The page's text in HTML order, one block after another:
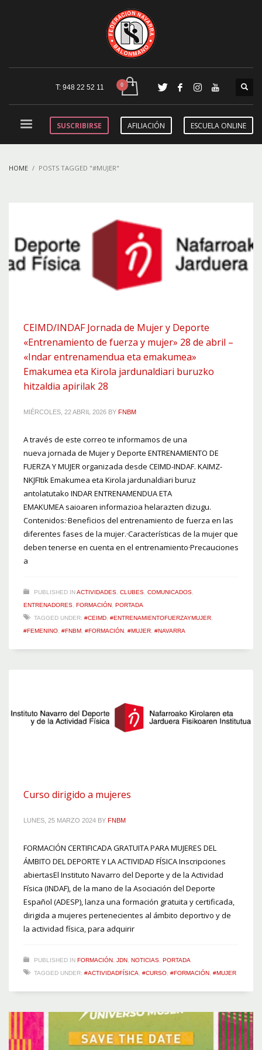
T: 948 22 52 11
SUSCRIBIRSE AFILIACIÓN ESCUELA ONLINE
HOME POSTS TAGGED "#MUJER"
CEIMD/INDAF Jornada de Mujer y Deporte
«Entrenamiento de fuerza y mujer» 28 de abril –
«Indar entrenamendua eta emakumea»
Emakumea eta Kirola jardunaldiari buruzko
hitzaldia apirilak 28
MIÉRCOLES, 22 ABRIL 2026 BY FNBM
A través de este correo te informamos de una
nueva jornada de Mujer y Deporte ENTRENAMIENTO DE
FUERZA Y MUJER organizada desde CEIMD-INDAF. KAIMZ-
NKJFItik Emakumea eta Kirola jardunaldiari buruz
antolatutako INDAR ENTRENAMENDUA ETA
EMAKUMEA saioaren informazioa helarazten dizugu.
Contenidos:·Beneficios del entrenamiento de fuerza en las
diferentes fases de la mujer.·Características de la mujer que
deben tenerse en cuenta en el entrenamiento·Precauciones
a
PUBLISHED INACTIVIDADES CLUBES COMUNICADOS
ENTRENADORES FORMACIÓN PORTADA
TAGGED UNDER: #CEIMD #ENTRENAMIENTOFUERZAYMUJER
#FEMENINO #FNBM #FORMACIÓN #MUJER #NAVARRA
Curso dirigido a mujeres
LUNES, 25 MARZO 2024 BY FNBM
FORMACIÓN CERTIFICADA GRATUITA PARA MUJERES DEL
ÁMBITO DEL DEPORTE Y LA ACTIVIDAD FÍSICA Inscripciones
abiertasEl Instituto Navarro del Deporte y de la Actividad
Física (INDAF), de la mano de la Asociación del Deporte
Español (ADESP), lanza una formación gratuita y certificada,
dirigida a mujeres pertenecientes al ámbito deportivo y de
la actividad física, para adquirir
PUBLISHED IN FORMACIÓN JDN NOTICIAS PORTADA
TAGGED UNDER: #ACTIVIDADFÍSICA #CURSO #FORMACIÓN #MUJER